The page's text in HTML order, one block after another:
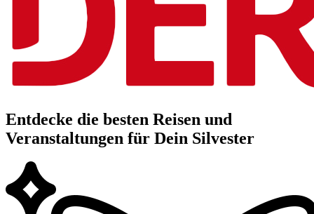
Entdecke die besten Reisen und
Veranstaltungen für Dein Silvester